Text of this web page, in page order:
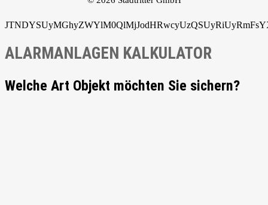
ALARMANLAGEN KALKULATOR
Welche Art Objekt möchten Sie sichern?